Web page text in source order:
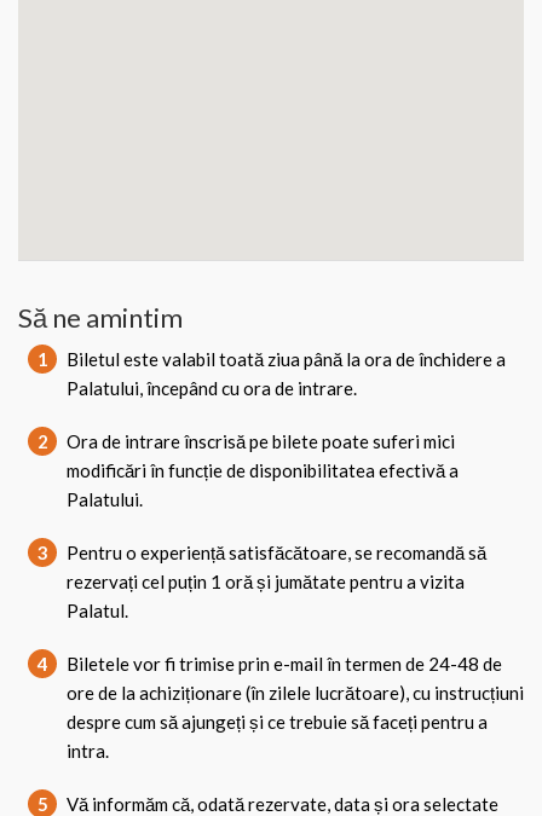
Să ne amintim
1
Biletul este valabil toată ziua până la ora de închidere a
Palatului, începând cu ora de intrare.
2
Ora de intrare înscrisă pe bilete poate suferi mici
modificări în funcție de disponibilitatea efectivă a
Palatului.
3
Pentru o experiență satisfăcătoare, se recomandă să
rezervați cel puțin 1 oră și jumătate pentru a vizita
Palatul.
4
Biletele vor fi trimise prin e-mail în termen de 24-48 de
ore de la achiziționare (în zilele lucrătoare), cu instrucțiuni
despre cum să ajungeți și ce trebuie să faceți pentru a
intra.
5
Vă informăm că, odată rezervate, data și ora selectate